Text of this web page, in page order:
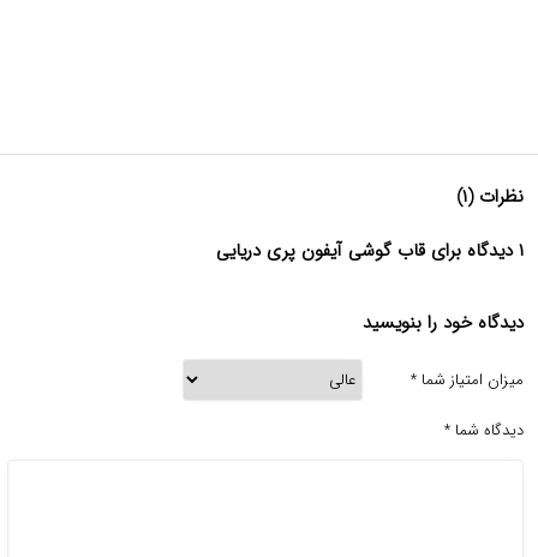
نظرات (۱)
۱ دیدگاه برای قاب گوشی آیفون پری دریایی
دیدگاه خود را بنویسید
میزان امتیاز شما *
دیدگاه شما *